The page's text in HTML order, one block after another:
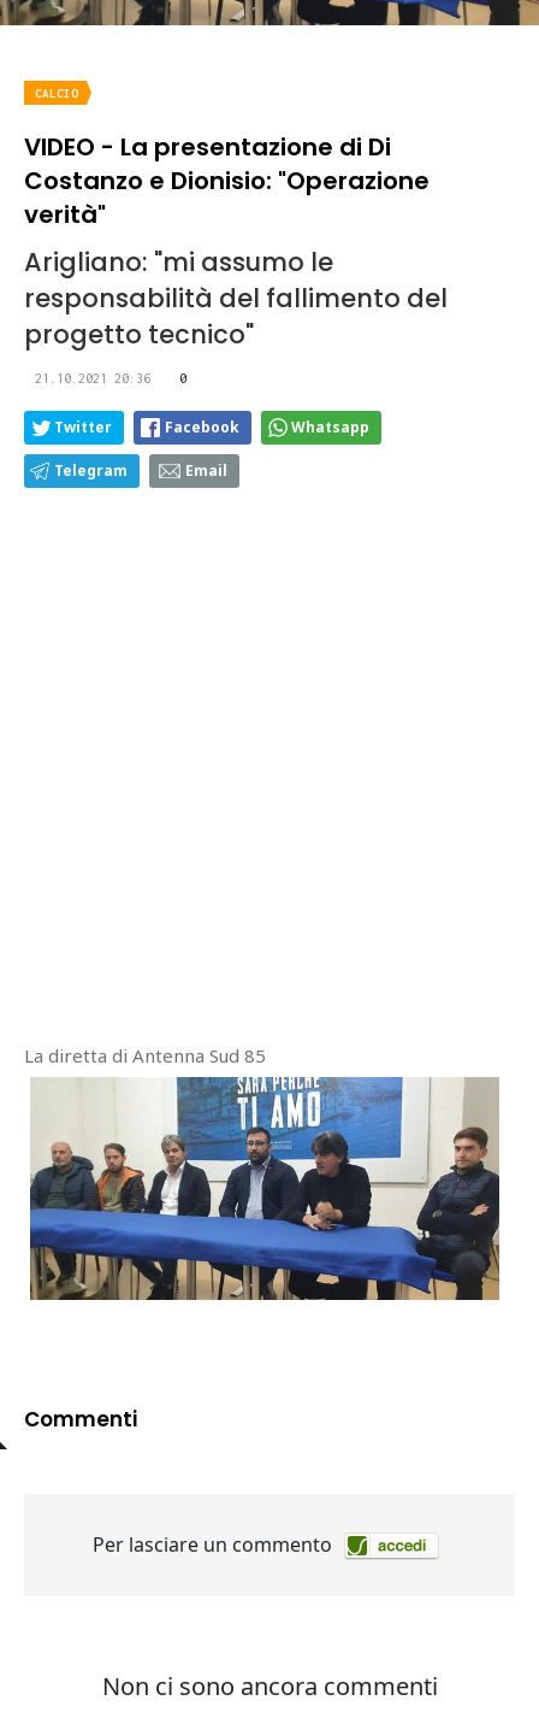
CALCIO
VIDEO - La presentazione di Di
Costanzo e Dionisio: "Operazione
verità"
Arigliano: "mi assumo le
responsabilità del fallimento del
progetto tecnico"
21.10.2021 20:36 0
Twitter Facebook Whatsapp
Telegram Email
La diretta di Antenna Sud 85
Commenti